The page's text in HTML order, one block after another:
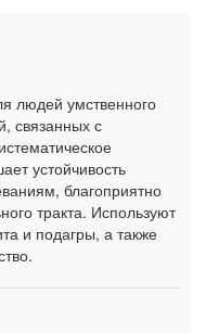
людей умственного
связанных с
устойчивость
благоприятно
тракта. Используют
и подагры, а также